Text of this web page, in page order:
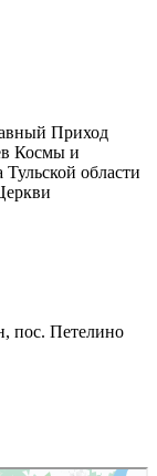
Приход
Космы и
области
пос. Петелино